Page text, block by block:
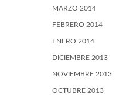
MARZO 2014
FEBRERO 2014
ENERO 2014
DICIEMBRE 2013
NOVIEMBRE 2013
OCTUBRE 2013